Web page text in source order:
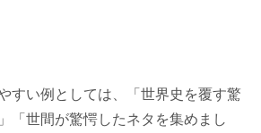
すい例としては、「世界史を覆す驚
「世間が驚愕したネタを集めまし